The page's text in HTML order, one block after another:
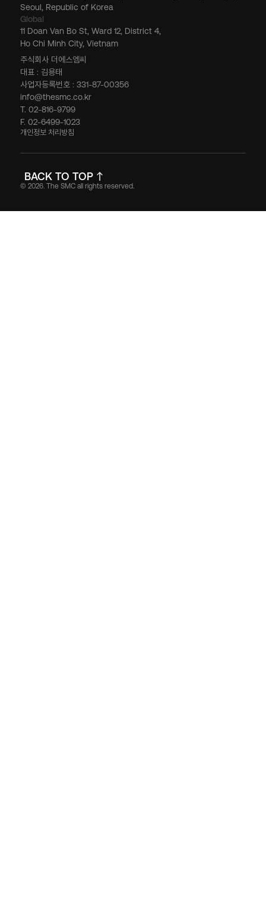
Seoul, Republic of Korea
Global
11 Doan Van Bo St, Ward 12, District 4,
Ho Chi Minh City, Vietnam
주식회사 더에스엠씨
대표 : 김용태
사업자등록번호 : 331-87-00356
info@thesmc.co.kr
T. 02-816-9799
F. 02-6499-1023
개인정보 처리방침
© 2026. The SMC all rights reserved.
BACK TO TOP